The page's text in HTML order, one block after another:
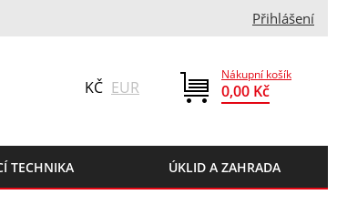
Přihlášení
Nákupní košík
0,00 Kč
KČ EUR
TECHNIKA ÚKLID A ZAHRADA